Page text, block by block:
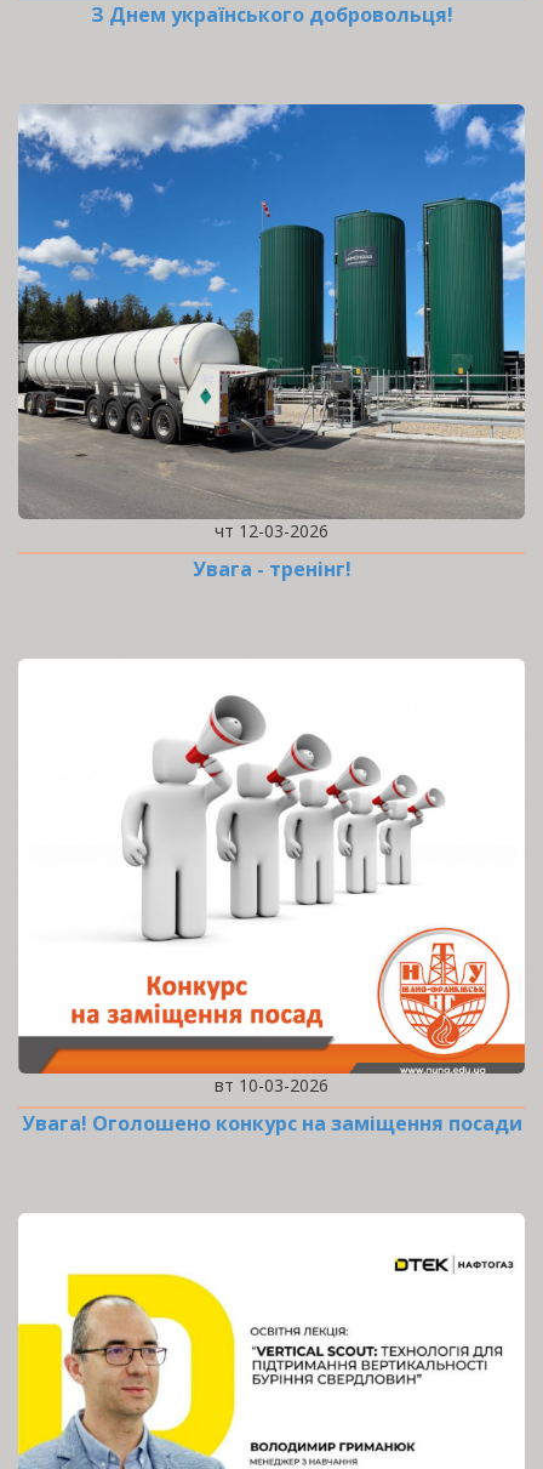
З Днем українського добровольця!
чт 12-03-2026
Увага - тренінг!
вт 10-03-2026
Увага! Оголошено конкурс на заміщення посади